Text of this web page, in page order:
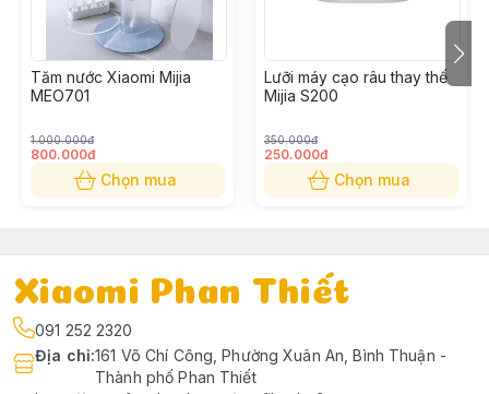
Tăm nước Xiaomi Mijia
MEO701
1.000.000đ
800.000đ
Chọn mua
Lưỡi máy cạo râu thay thế
Mijia S200
350.000đ
250.000đ
Chọn mua
Xiaomi Phan Thiết
091 252 2320
Địa chỉ:161 Võ Chí Công, Phường Xuân An, Bình Thuận -
Thành phố Phan Thiết